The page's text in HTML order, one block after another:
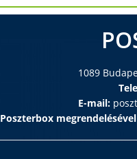
1089
E-mail:
Poszterbox